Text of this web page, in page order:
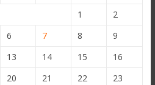
1
2
6 7 8
9
13 14 15
16
20 21 22
23